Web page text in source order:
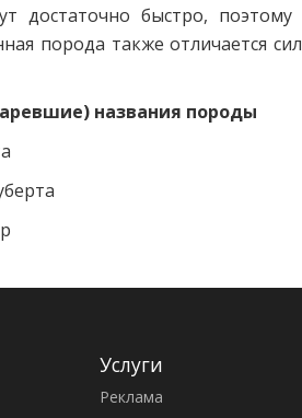
достаточно быстро,
порода также отличается
названия породы
Услуги
Реклама